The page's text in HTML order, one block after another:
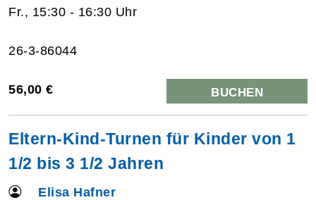
Fr., 15:30 - 16:30 Uhr
26-3-86044
56,00 € BUCHEN
Eltern-Kind-Turnen für Kinder von 1
1/2 bis 3 1/2 Jahren
Elisa Hafner